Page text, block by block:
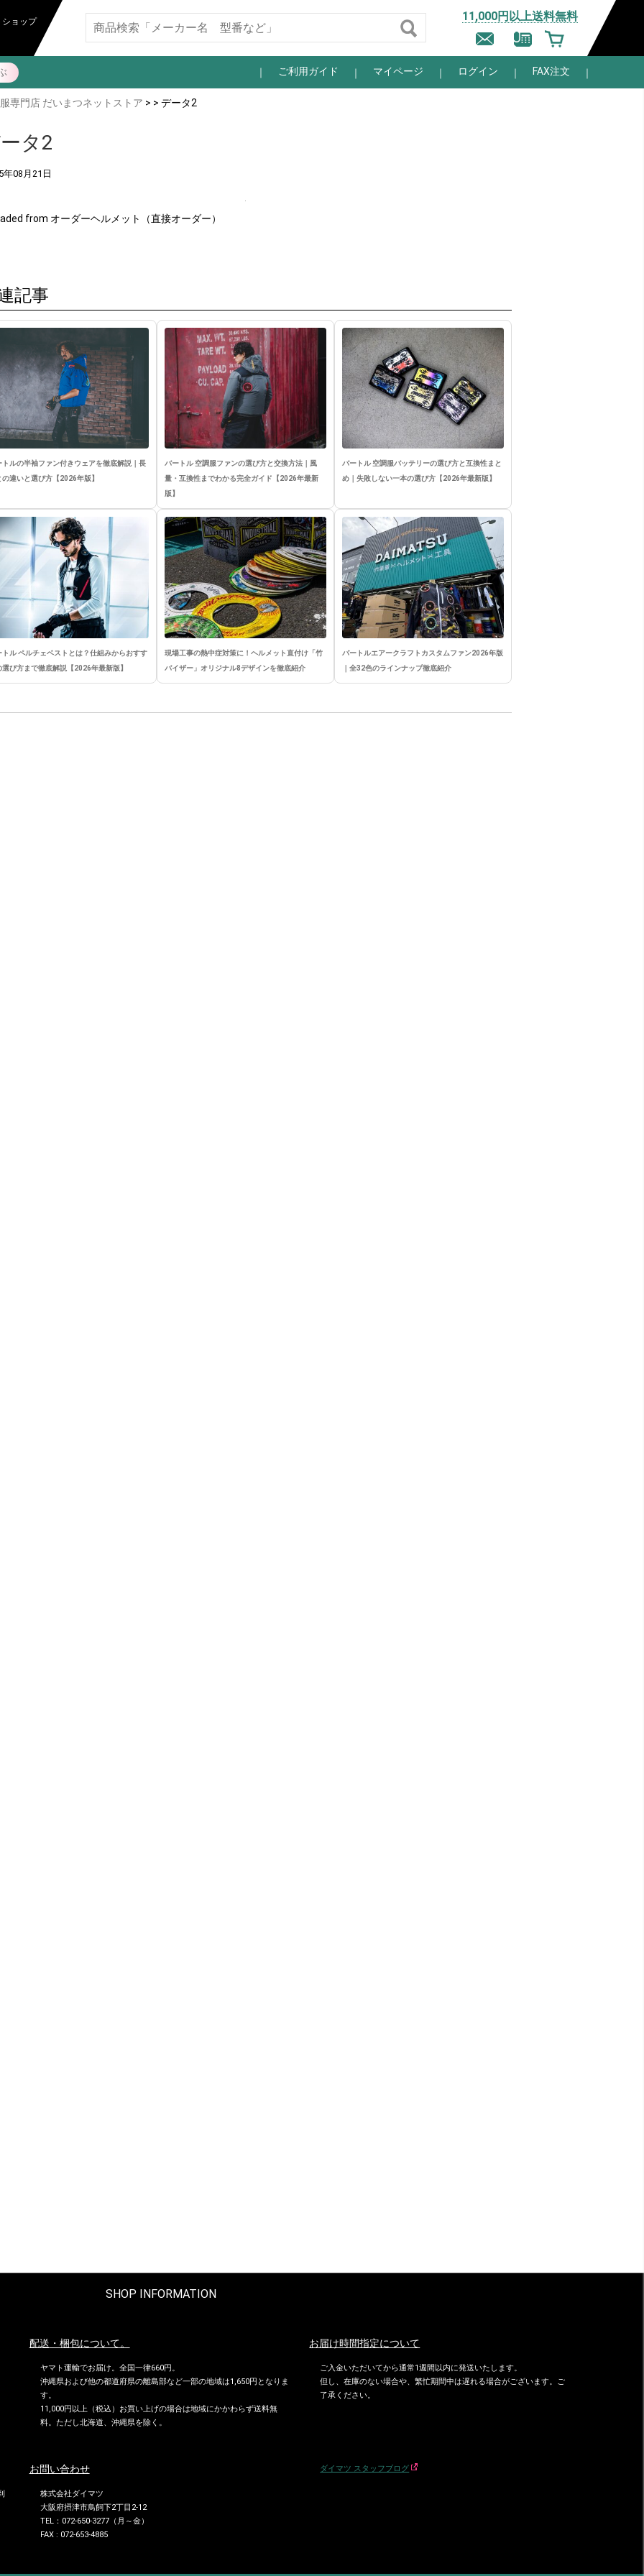
ショップ 11,000円以上送料無料
ご利用ガイド マイページ ログイン FAX注文
専門店 だいまつネットストア > > データ2
タ2
年08月21日
from オーダーヘルメット（直接オーダー）
記事
トルの半袖ファン付きウェアを徹底解説｜長
の違いと選び方【2026年版】
バートル 空調服ファンの選び方と交換方法｜風
量・互換性までわかる完全ガイド【2026年最新
版】
バートル 空調服バッテリーの選び方と互換性まと
め｜失敗しない一本の選び方【2026年最新版】
トル ペルチェベストとは？仕組みからおすす
選び方まで徹底解説【2026年最新版】
現場工事の熱中症対策に！ヘルメット直付け「竹
バイザー」オリジナル8デザインを徹底紹介
バートルエアークラフトカスタムファン2026年版
｜全32色のラインナップ徹底紹介
SHOP INFORMATION
配送・梱包について。
ヤマト運輸でお届け。全国一律660円。
沖縄県および他の都道府県の離島部など一部の地域は1,650円となりま
す。
11,000円以上（税込）お買い上げの場合は地域にかかわらず送料無
料。ただし北海道、沖縄県を除く。
お届け時間指定について
ご入金いただいてから通常1週間以内に発送いたします。
但し、在庫のない場合や、繁忙期間中は遅れる場合がございます。ご
了承ください。
お問い合わせ
株式会社ダイマツ
大阪府摂津市鳥飼下2丁目2-12
TEL：072-650-3277（月～金）
FAX : 072-653-4885
ダイマツ スタッフブログ